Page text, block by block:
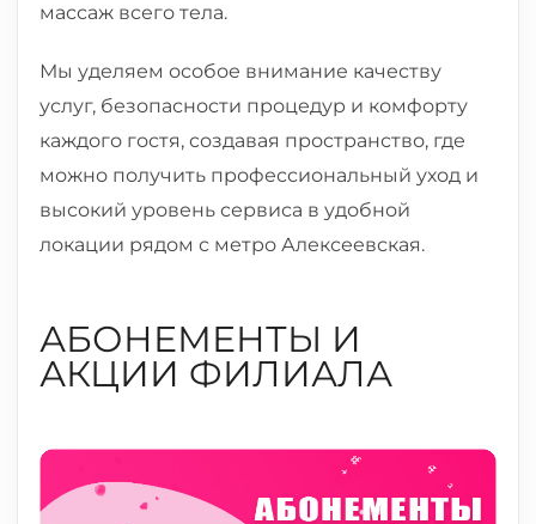
массаж всего тела.
Мы уделяем особое внимание качеству
услуг, безопасности процедур и комфорту
каждого гостя, создавая пространство, где
можно получить профессиональный уход и
высокий уровень сервиса в удобной
локации рядом с метро Алексеевская.
АБОНЕМЕНТЫ И
АКЦИИ ФИЛИАЛА